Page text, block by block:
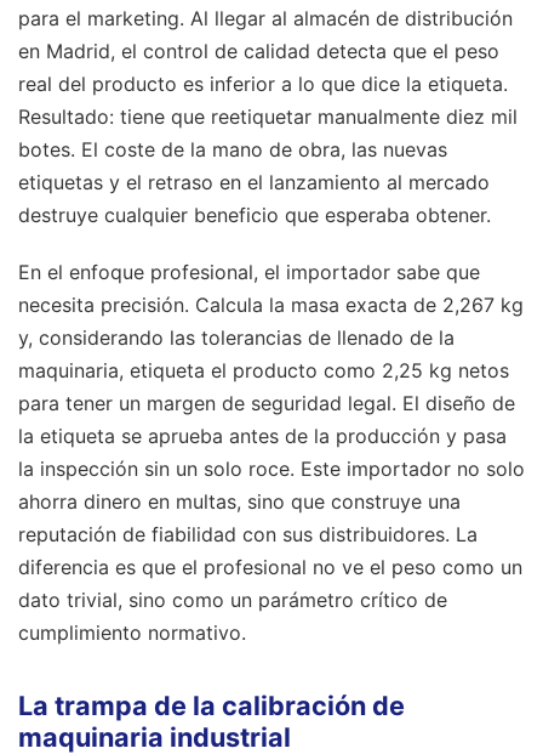
para el marketing. Al llegar al almacén de distribución
en Madrid, el control de calidad detecta que el peso
real del producto es inferior a lo que dice la etiqueta.
Resultado: tiene que reetiquetar manualmente diez mil
botes. El coste de la mano de obra, las nuevas
etiquetas y el retraso en el lanzamiento al mercado
destruye cualquier beneficio que esperaba obtener.
En el enfoque profesional, el importador sabe que
necesita precisión. Calcula la masa exacta de 2,267 kg
y, considerando las tolerancias de llenado de la
maquinaria, etiqueta el producto como 2,25 kg netos
para tener un margen de seguridad legal. El diseño de
la etiqueta se aprueba antes de la producción y pasa
la inspección sin un solo roce. Este importador no solo
ahorra dinero en multas, sino que construye una
reputación de fiabilidad con sus distribuidores. La
diferencia es que el profesional no ve el peso como un
dato trivial, sino como un parámetro crítico de
cumplimiento normativo.
La trampa de la calibración de
maquinaria industrial